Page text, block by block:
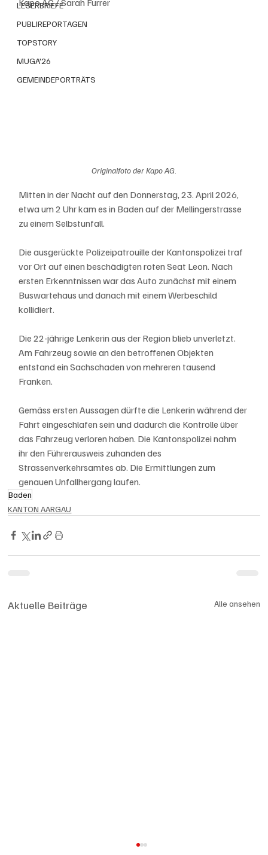
LESERBRIEFE
PUBLIREPORTAGEN
TOPSTORY
MUGA'26
GEMEINDEPORTRÄTS
Kapo AG / Sarah Furrer
Originalfoto der Kapo AG
Mitten in der Nacht auf den Donnerstag, 23. April 2026,
etwa um 2 Uhr kam es in Baden auf der Mellingerstrasse
zu einem Selbstunfall.
Die ausgerückte Polizeipatrouille der Kantonspolizei traf
vor Ort auf einen beschädigten roten Seat Leon. Nach
ersten Erkenntnissen war das Auto zunächst mit einem
Buswartehaus und danach mit einem Werbeschild
kollidiert.
Die 22-jährige Lenkerin aus der Region blieb unverletzt.
Am Fahrzeug sowie an den betroffenen Objekten
entstand ein Sachschaden von mehreren tausend
Franken.
Gemäss ersten Aussagen dürfte die Lenkerin während der
Fahrt eingeschlafen sein und dadurch die Kontrolle über
das Fahrzeug verloren haben. Die Kantonspolizei nahm
ihr den Führerausweis zuhanden des
Strassenverkehrsamtes ab. Die Ermittlungen zum
genauen Unfallhergang laufen.
Baden
KANTON AARGAU
Aktuelle Beiträge Alle ansehen